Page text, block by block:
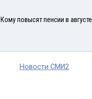
Кому повысят пенсии в августе
Новости СМИ2